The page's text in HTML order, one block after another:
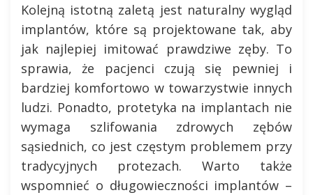
Kolejną istotną zaletą jest naturalny wygląd
implantów, które są projektowane tak, aby
jak najlepiej imitować prawdziwe zęby. To
sprawia, że pacjenci czują się pewniej i
bardziej komfortowo w towarzystwie innych
ludzi. Ponadto, protetyka na implantach nie
wymaga szlifowania zdrowych zębów
sąsiednich, co jest częstym problemem przy
tradycyjnych protezach. Warto także
wspomnieć o długowieczności implantów –